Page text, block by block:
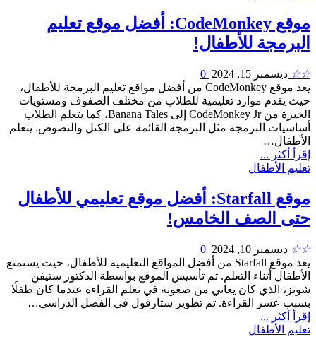
موقع CodeMonkey: أفضل موقع تعليم
البرمجة للأطفال!
☆☆ ديسمبر 15, 2024
يعد موقع CodeMonkey من أفضل مواقع تعليم البرمجة للأطفال،
حيث يقدم موارد تعليمية للطلاب من مختلف الصفوف ومستويات
الخبرة من CodeMonkey Jr إلى Banana Tales، كما يتعلم الطلاب
أساسيات البرمجة مثل البرمجة القائمة على الكتل والنصوص. يتعلم
الأطفال…
إقرأ أكثر ...
تعليم الأطفال
موقع Starfall: أفضل موقع تعليمي للأطفال
حتى الصف الخامس!
☆☆ ديسمبر 10, 2024
يعد موقع Starfall من أفضل المواقع التعليمية للأطفال، حيث يستمتع
الأطفال أثناء التعلم. تم تأسيس الموقع بواسطة الدكتور ستيفن
شوتز، الذي كان يعاني من صعوبة في تعلم القراءة عندما كان طفلًا
بسبب عسر القراءة. تم تطوير ستارفول في الفصل الدراسي…
إقرأ أكثر ...
تعليم الأطفال